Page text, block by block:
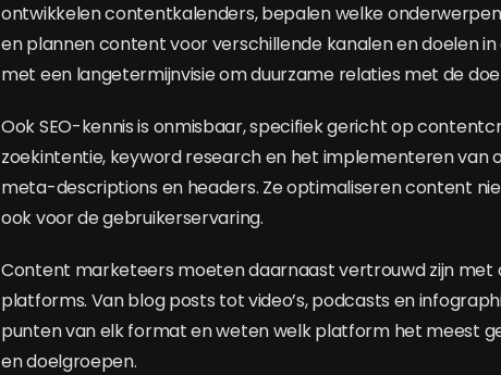
ontwikkelen contentkalenders, bepalen welke
en plannen content voor verschillende kanalen en doelen
met een langetermijnvisie om duurzame relaties met de
Ook SEO-kennis is onmisbaar, specifiek gericht op
zoekintentie, keyword research en het implementeren van
meta-descriptions en headers. Ze optimaliseren content
ook voor de gebruikerservaring.
Content marketeers moeten daarnaast vertrouwd zijn
platforms. Van blog posts tot video’s, podcasts en
punten van elk format en weten welk platform het meest
en doelgroepen.